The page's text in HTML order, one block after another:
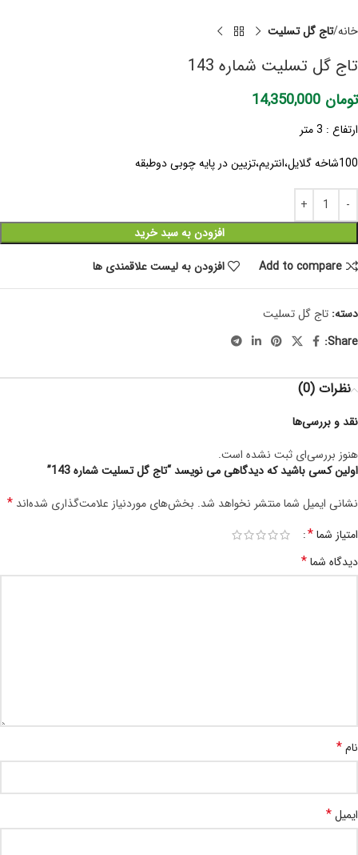
خانه تاج گل تسلیت
تاج گل تسلیت شماره 143
تومان
ارتفاع : 3 متر
100شاخه گلایل،انتریم،تزیین در پایه چوبی دوطبقه
افزودن به سبد خرید
Add to compare
افزودن به لیست علاقمندی ها
دسته: تاج گل تسلیت
Share:
نظرات (0)
نقد و بررسی‌ها
هنوز بررسی‌ای ثبت نشده است.
اولین کسی باشید که دیدگاهی می نویسد “تاج گل تسلیت شماره 143”
نشانی ایمیل شما منتشر نخواهد شد. بخش‌های موردنیاز علامت‌گذاری شده‌اند *
امتیاز شما*
دیدگاه شما*
نام*
ایمیل*